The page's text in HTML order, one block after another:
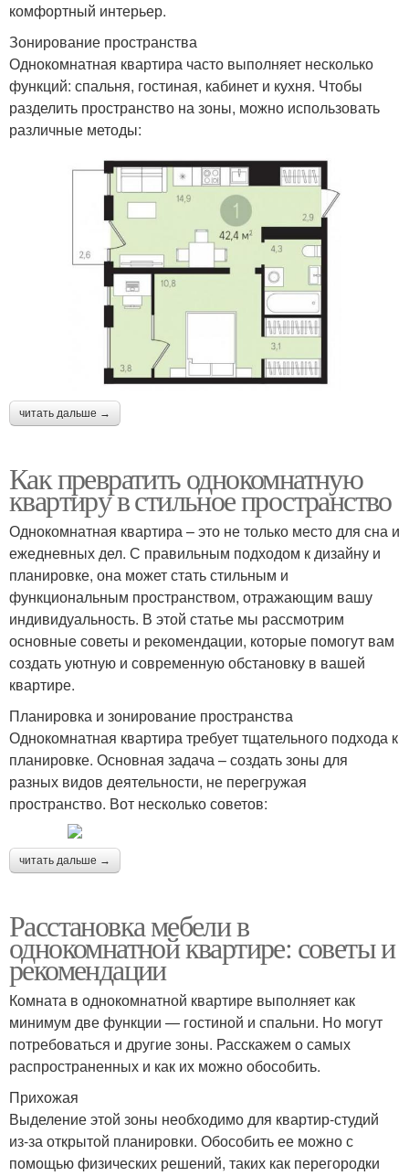
комфортный интерьер.
Зонирование пространства
Однокомнатная квартира часто выполняет несколько
функций: спальня, гостиная, кабинет и кухня. Чтобы
разделить пространство на зоны, можно использовать
различные методы:
читать дальше →
Как превратить однокомнатную
квартиру в стильное пространство
Однокомнатная квартира – это не только место для сна и
ежедневных дел. С правильным подходом к дизайну и
планировке, она может стать стильным и
функциональным пространством, отражающим вашу
индивидуальность. В этой статье мы рассмотрим
основные советы и рекомендации, которые помогут вам
создать уютную и современную обстановку в вашей
квартире.
Планировка и зонирование пространства
Однокомнатная квартира требует тщательного подхода к
планировке. Основная задача – создать зоны для
разных видов деятельности, не перегружая
пространство. Вот несколько советов:
читать дальше →
Расстановка мебели в
однокомнатной квартире: советы и
рекомендации
Комната в однокомнатной квартире выполняет как
минимум две функции — гостиной и спальни. Но могут
потребоваться и другие зоны. Расскажем о самых
распространенных и как их можно обособить.
Прихожая
Выделение этой зоны необходимо для квартир-студий
из-за открытой планировки. Обособить ее можно с
помощью физических решений, таких как перегородки